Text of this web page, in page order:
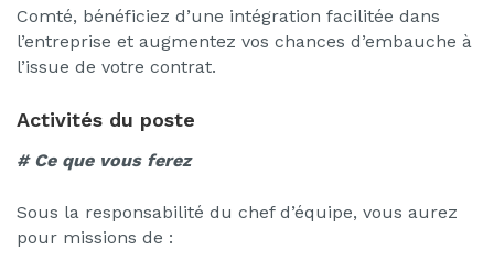
Comté, bénéficiez d’une intégration facilitée dans
l’entreprise et augmentez vos chances d’embauche à
l’issue de votre contrat.
Activités du poste
# Ce que vous ferez
Sous la responsabilité du chef d’équipe, vous aurez
pour missions de :